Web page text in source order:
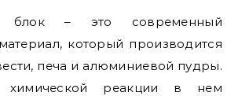
блок – это современный
который производится
печа и алюминиевой пудры.
химической реакции в нем